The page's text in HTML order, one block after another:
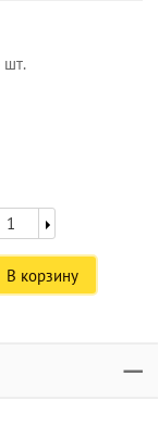
шт.
В корзину